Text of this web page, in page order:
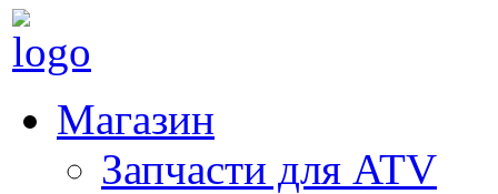
Магазин
Запчасти для ATV